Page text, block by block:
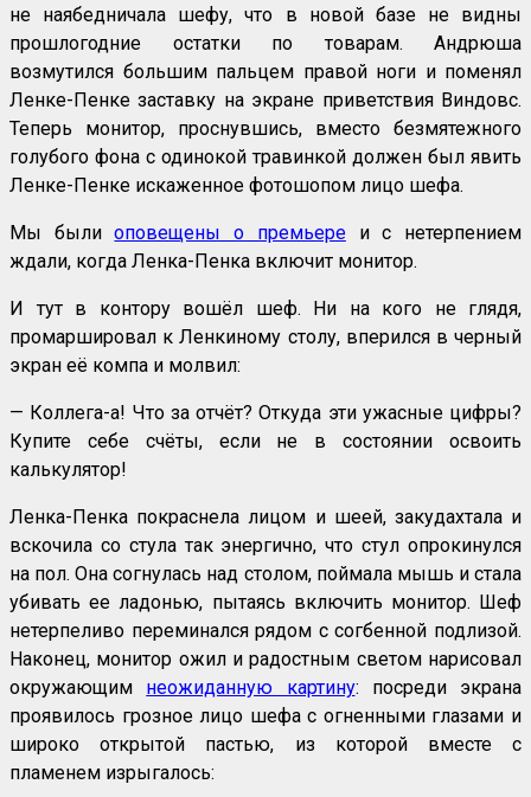
не наябедничала шефу, что в новой базе не видны
прошлогодние остатки по товарам. Андрюша
возмутился большим пальцем правой ноги и поменял
Ленке-Пенке заставку на экране приветствия Виндовс.
Теперь монитор, проснувшись, вместо безмятежного
голубого фона с одинокой травинкой должен был явить
Ленке-Пенке искаженное фотошопом лицо шефа.
Мы былиоповещены о премьереи с нетерпением
ждали, когда Ленка-Пенка включит монитор.
И тут в контору вошёл шеф. Ни на кого не глядя,
промаршировал к Ленкиному столу, вперился в черный
экран её компа и молвил:
— Коллега-а! Что за отчёт? Откуда эти ужасные цифры?
Купите себе счёты, если не в состоянии освоить
калькулятор!
Ленка-Пенка покраснела лицом и шеей, закудахтала и
вскочила со стула так энергично, что стул опрокинулся
на пол. Она согнулась над столом, поймала мышь и стала
убивать ее ладонью, пытаясь включить монитор. Шеф
нетерпеливо переминался рядом с согбенной подлизой.
Наконец, монитор ожил и радостным светом нарисовал
окружающим неожиданную картину: посреди экрана
проявилось грозное лицо шефа с огненными глазами и
широко открытой пастью, из которой вместе с
пламенем изрыгалось: